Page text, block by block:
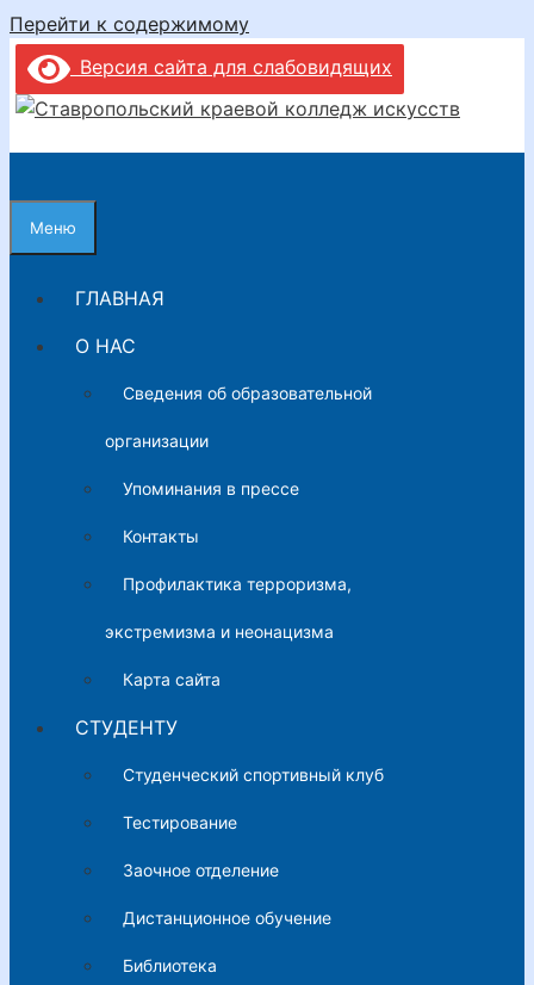
Перейти к содержимому
Версия сайта для слабовидящих
Меню
ГЛАВНАЯ
О НАС
Сведения об образовательной
организации
Упоминания в прессе
Контакты
Профилактика терроризма,
экстремизма и неонацизма
Карта сайта
СТУДЕНТУ
Студенческий спортивный клуб
Тестирование
Заочное отделение
Дистанционное обучение
Библиотека